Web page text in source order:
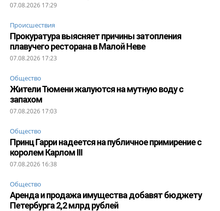
07.08.2026 17:29
Происшествия
Прокуратура выясняет причины затопления
плавучего ресторана в Малой Неве
07.08.2026 17:23
Общество
Жители Тюмени жалуются на мутную воду с
запахом
07.08.2026 17:03
Общество
Принц Гарри надеется на публичное примирение с
королем Карлом III
07.08.2026 16:38
Общество
Аренда и продажа имущества добавят бюджету
Петербурга 2,2 млрд рублей